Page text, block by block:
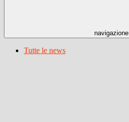
navigazione
Tutte le news